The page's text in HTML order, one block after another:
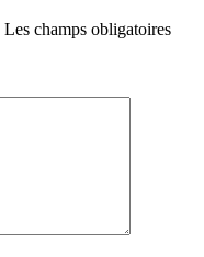
Les champs obligatoires